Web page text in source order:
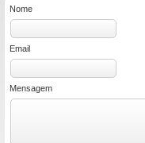
Nome
Email
Mensagem